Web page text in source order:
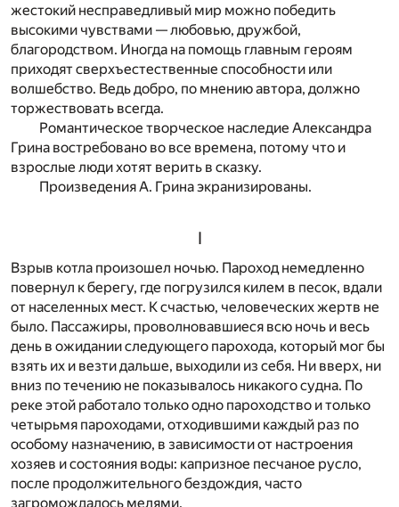
жестокий несправедливый мир можно победить
высокими чувствами — любовью, дружбой,
благородством. Иногда на помощь главным героям
приходят сверхъестественные способности или
волшебство. Ведь добро, по мнению автора, должно
торжествовать всегда.
Романтическое творческое наследие Александра
Грина востребовано во все времена, потому что и
взрослые люди хотят верить в сказку.
Произведения А. Грина экранизированы.
I
Взрыв котла произошел ночью. Пароход немедленно
повернул к берегу, где погрузился килем в песок, вдали
от населенных мест. К счастью, человеческих жертв не
было. Пассажиры, проволновавшиеся всю ночь и весь
день в ожидании следующего парохода, который мог бы
взять их и везти дальше, выходили из себя. Ни вверх, ни
вниз по течению не показывалось никакого судна. По
реке этой работало только одно пароходство и только
четырьмя пароходами, отходившими каждый раз по
особому назначению, в зависимости от настроения
хозяев и состояния воды: капризное песчаное русло,
после продолжительного бездождия, часто
загромождалось мелями.